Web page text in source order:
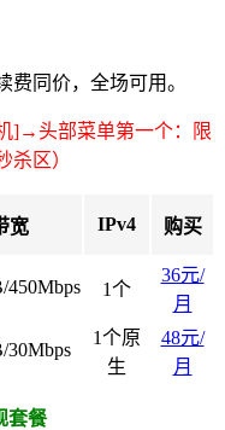
费同价，全场可用。
]→头部菜单第一个：限
杀区）
宽 IPv4 购买
450Mbps 1个
36元/
月
30Mbps
1个原
生
48元/
月
套餐